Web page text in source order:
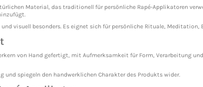
Material, das traditionell für persönliche Rapé-Applikatoren
visuell besonders. Es eignet sich für persönliche Rituale,
von Hand gefertigt, mit Aufmerksamkeit für Form, Verarbeitung
spiegeln den handwerklichen Charakter des Produkts wider.